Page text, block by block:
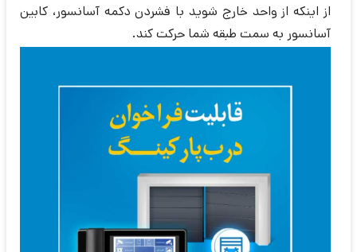
از اینکه از واحد خارج شوید با فشردن دکمه آسانسور، کابین
آسانسور به سمت طبقه شما حرکت کند.